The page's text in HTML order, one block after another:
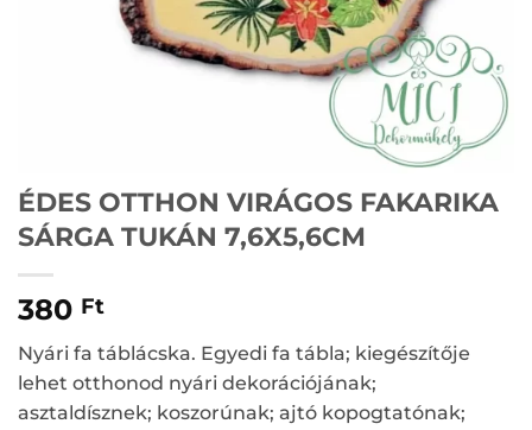
ÉDES OTTHON VIRÁGOS FAKARIKA
SÁRGA TUKÁN 7,6X5,6CM
380 Ft
Nyári fa táblácska. Egyedi fa tábla; kiegészítője
lehet otthonod nyári dekorációjának;
asztaldísznek; koszorúnak; ajtó kopogtatónak;